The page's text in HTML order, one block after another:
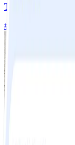
Tacos
#